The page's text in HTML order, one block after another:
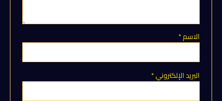
الاسم*
البريد الإلكتروني*